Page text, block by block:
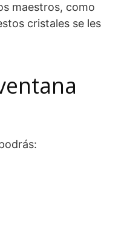
maestros, como
cristales se les